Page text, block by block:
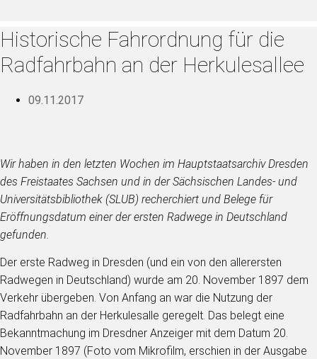
Historische Fahrordnung für die
Radfahrbahn an der Herkulesallee
09.11.2017
Wir haben in den letzten Wochen im Hauptstaatsarchiv Dresden
des Freistaates Sachsen und in der Sächsischen Landes- und
Universitätsbibliothek (SLUB) recherchiert und Belege für
Eröffnungsdatum einer der ersten Radwege in Deutschland
gefunden.
Der erste Radweg in Dresden (und ein von den allerersten
Radwegen in Deutschland) wurde am 20. November 1897 dem
Verkehr übergeben. Von Anfang an war die Nutzung der
Radfahrbahn an der Herkulesalle geregelt. Das belegt eine
Bekanntmachung im Dresdner Anzeiger mit dem Datum 20.
November 1897 (Foto vom Mikrofilm, erschien in der Ausgabe